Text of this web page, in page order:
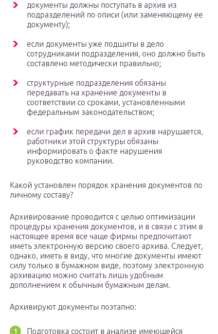
документы должны поступать в архив из
подразделений по описи (или заменяющему ее
документу);
если документы уже подшиты в дело
сотрудниками подразделения, оно должно быть
составлено методически правильно;
структурные подразделения обязаны
передавать на хранение документы в
соответствии со сроками, установленными
федеральным законодательством;
если график передачи дел в архив нарушается,
работники этой структуры обязаны
информировать о факте нарушения
руководство компании.
Какой установлен порядок хранения документов по
личному составу?
Архивирование проводится с целью оптимизации
процедуры хранения документов, и в связи с этим в
настоящее время все чаще фирмы предпочитают
иметь электронную версию своего архива. Следует,
однако, иметь в виду, что многие документы имеют
силу только в бумажном виде, поэтому электронную
архивацию можно считать лишь удобным
дополнением к обычным бумажным делам.
Архивируют документы поэтапно:
Подготовка состоит в анализе имеющейся